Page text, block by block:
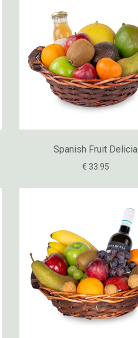
Spanish Fruit Delicia
€ 33.95